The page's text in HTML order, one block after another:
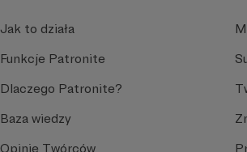
Jak to działa
Funkcje Patronite
Dlaczego Patronite?
Baza wiedzy
Opinie Twórców